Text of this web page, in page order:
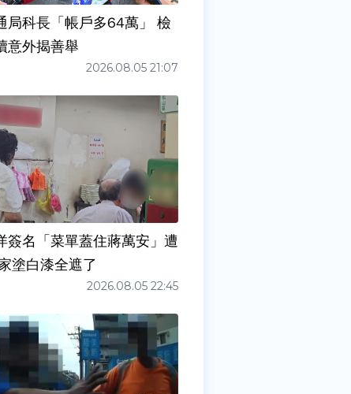
局科長「帳戶多64萬」 檢
意外揭善舉
2026.08.05 21:07
簽名「菜單蓋住蔣萬安」遭
塗白漆全遮了
2026.08.05 22:45